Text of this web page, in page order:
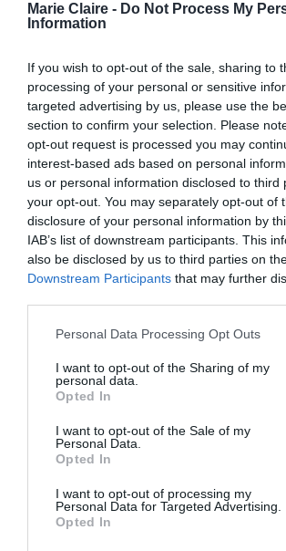
Marie Claire - Do Not Process My
Information
If you wish to opt-out of the sale, sharing to
processing of your personal or sensitive
targeted advertising by us, please use the
section to confirm your selection. Please
opt-out request is processed you may
interest-based ads based on personal
us or personal information disclosed to third
your opt-out. You may separately opt-out of
disclosure of your personal information by
IAB’s list of downstream participants. This
also be disclosed by us to third parties on
Downstream Participants that may further
Personal Data Processing Opt Outs
I want to opt-out of the Sharing of my
personal data.
Opted In
I want to opt-out of the Sale of my
Personal Data.
Opted In
I want to opt-out of processing my
Personal Data for Targeted Advertising.
Opted In